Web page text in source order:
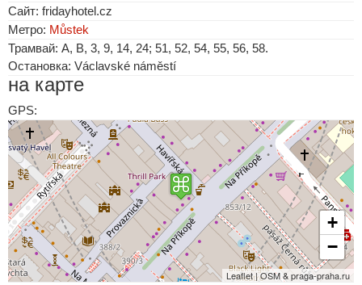
Сайт: fridayhotel.cz
Метро: Můstek
Трамвай: A, B, 3, 9, 14, 24; 51, 52, 54, 55, 56, 58.
Остановка: Václavské náměstí
на карте
GPS:
+
−
Leaflet | OSM & praga-praha.ru